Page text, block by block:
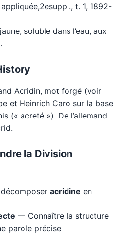
t. 1, 1892-
soluble dans l’eau, aux
Acridin, mot forgé (voir
et Heinrich Caro sur la base
(« acreté »). De l’allemand
la Division
acridine en
— Connaître la structure
parole précise